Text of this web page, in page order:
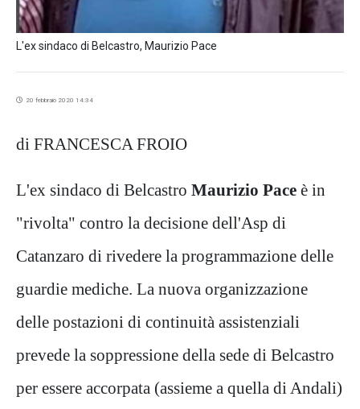
L'ex sindaco di Belcastro, Maurizio Pace
20 febbraio 2020 14:34
di FRANCESCA FROIO
L'ex sindaco di Belcastro Maurizio Pace è in
"rivolta" contro la decisione dell'Asp di
Catanzaro di rivedere la programmazione delle
guardie mediche. La nuova organizzazione
delle postazioni di continuità assistenziali
prevede la soppressione della sede di Belcastro
per essere accorpata (assieme a quella di Andali)